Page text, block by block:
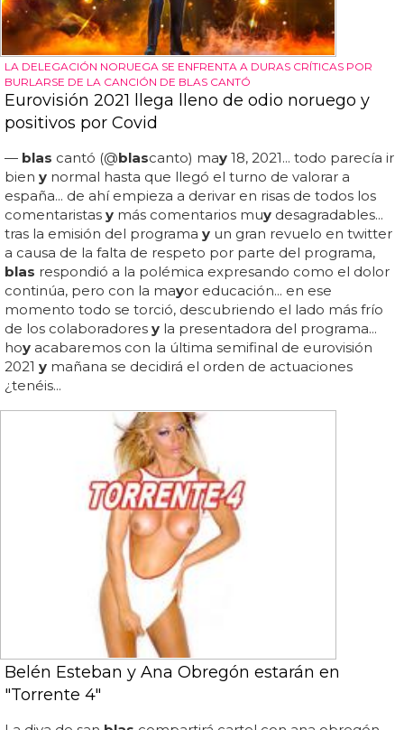
LA DELEGACIÓN NORUEGA SE ENFRENTA A DURAS CRÍTICAS POR
BURLARSE DE LA CANCIÓN DE BLAS CANTÓ
Eurovisión 2021 llega lleno de odio noruego y
positivos por Covid
— blas cantó (@blascanto) may 18, 2021... todo parecía ir
bien y normal hasta que llegó el turno de valorar a
españa... de ahí empieza a derivar en risas de todos los
comentaristas y más comentarios muy desagradables...
tras la emisión del programa y un gran revuelo en twitter
a causa de la falta de respeto por parte del programa,
blas respondió a la polémica expresando como el dolor
continúa, pero con la mayor educación... en ese
momento todo se torció, descubriendo el lado más frío
de los colaboradores y la presentadora del programa...
hoy acabaremos con la última semifinal de eurovisión
2021 y mañana se decidirá el orden de actuaciones
¿tenéis...
Belén Esteban y Ana Obregón estarán en
"Torrente 4"